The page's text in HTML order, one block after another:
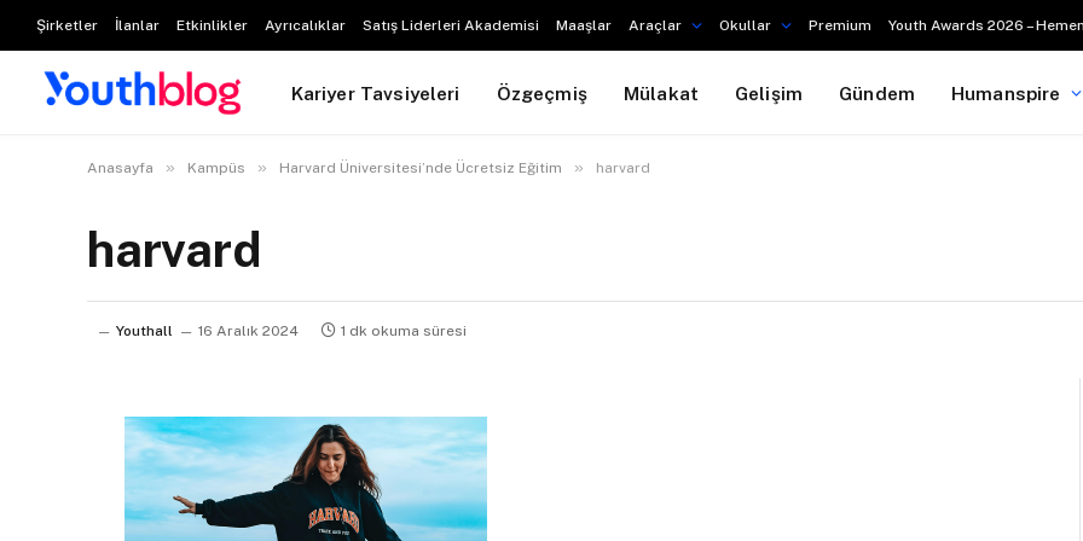
Şirketler İlanlar Etkinlikler Ayrıcalıklar Satış Liderleri Akademisi Maaşlar Araçlar Okullar Premium Youth Awards 2026 –
Kariyer Tavsiyeleri Özgeçmiş Mülakat Gelişim Gündem Humanspire
Anasayfa » Kampüs » Harvard Üniversitesi’nde Ücretsiz Eğitim » harvard
harvard
Youthall 16 Aralık 2024 1 dk okuma süresi